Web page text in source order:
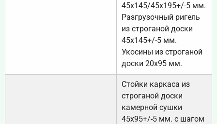
45х145/45х195+/-5 мм.
Разгрузочный ригель
из строганой доски
45х145+/-5 мм.
Укосины из строганой
доски 20х95 мм.
Стойки каркаса из
строганой доски
камерной сушки
45х95+/-5 мм. с шагом